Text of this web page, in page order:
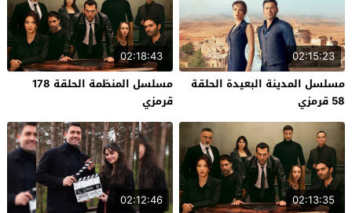
02:15:23
مسلسل المدينة البعيدة الحلقة
58 قرمزي
02:18:43
مسلسل المنظمة الحلقة 178
قرمزي
02:13:35
02:12:46